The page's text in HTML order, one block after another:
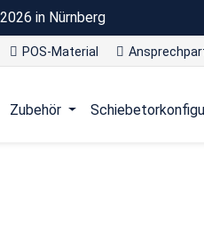
in Nürnberg
POS-Material
Zubehör